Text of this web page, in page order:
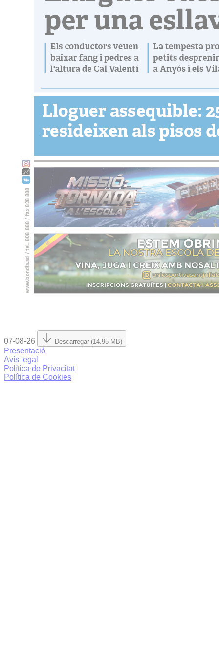
07-08-26 Descarregar (14.95 MB)
Presentació
Avís legal
Política de Privacitat
Política de Cookies